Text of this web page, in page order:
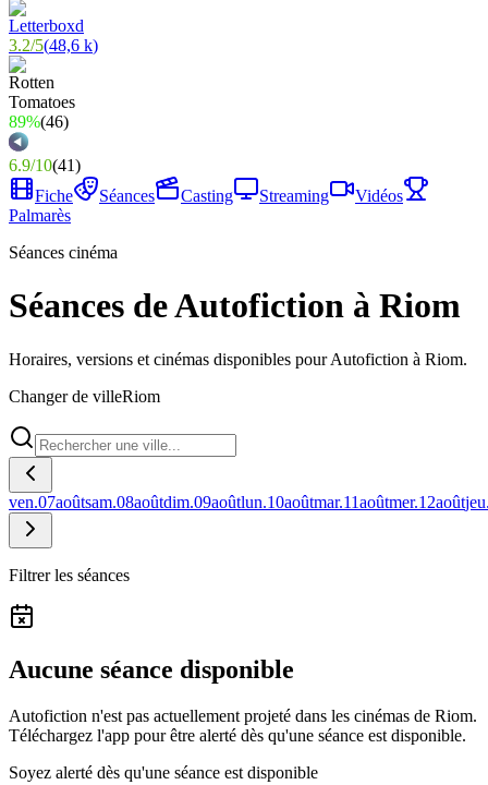
3.2/5(48,6 k)
89%(46)
6.9/10(41)
Fiche
Séances Casting Streaming
Vidéos
Palmarès
Séances cinéma
Séances de Autofiction à Riom
Horaires, versions et cinémas disponibles pour Autofiction à Riom.
Changer de villeRiom
ven.07aoûtsam.08aoûtdim.09aoûtlun.10aoûtmar.11aoûtmer.12août
Filtrer les séances
Aucune séance disponible
Autofiction n'est pas actuellement projeté dans les cinémas de Riom.
Téléchargez l'app pour être alerté dès qu'une séance est disponible.
Soyez alerté dès qu'une séance est disponible